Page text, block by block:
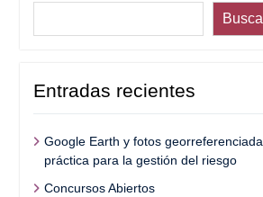
Entradas recientes
Google Earth y fotos
práctica para la gestión del riesgo
Concursos Abiertos